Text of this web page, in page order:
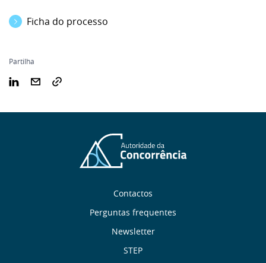
Ficha do processo
Partilha
Contactos
Perguntas frequentes
Newsletter
STEP